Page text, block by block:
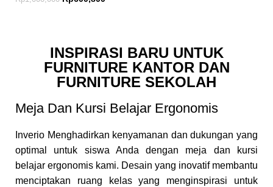
INSPIRASI BARU UNTUK
FURNITURE KANTOR DAN
FURNITURE SEKOLAH
Meja Dan Kursi Belajar Ergonomis
Inverio Menghadirkan kenyamanan dan dukungan yang
optimal untuk siswa Anda dengan meja dan kursi
belajar ergonomis kami. Desain yang inovatif membantu
menciptakan ruang kelas yang menginspirasi untuk